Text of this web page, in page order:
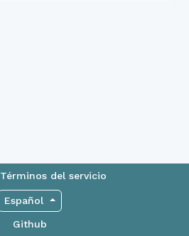
Términos del servicio
Español
Github